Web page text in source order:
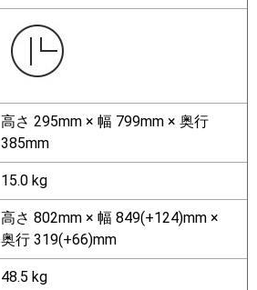
高さ 295mm × 幅 799mm × 奥行
385mm
15.0 kg
高さ 802mm × 幅 849(+124)mm ×
奥行 319(+66)mm
48.5 kg